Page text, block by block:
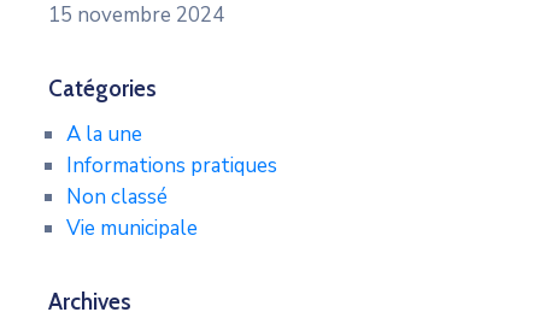
15 novembre 2024
Catégories
A la une
Informations pratiques
Non classé
Vie municipale
Archives